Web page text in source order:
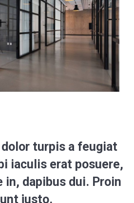
dolor turpis a feugiat
iaculis erat posuere,
in, dapibus dui. Proin
justo.